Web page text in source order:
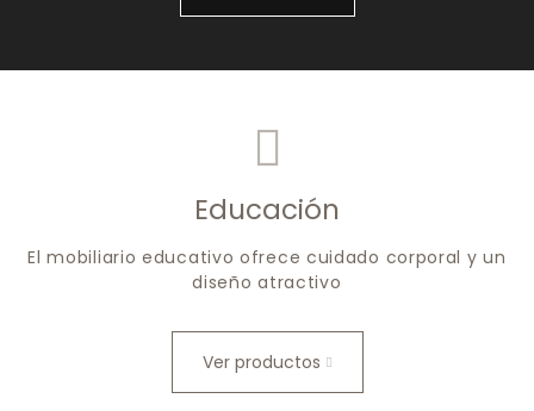
Educación
El mobiliario educativo ofrece cuidado corporal y un
diseño atractivo
Ver productos